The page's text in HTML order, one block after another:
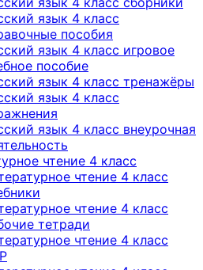
язык 4 класс
пособия
язык 4 класс игровое
пособие
язык 4 класс тренажёры
язык 4 класс
язык 4 класс внеурочная
чтение 4 класс
чтение 4 класс
чтение 4 класс
тетради
чтение 4 класс